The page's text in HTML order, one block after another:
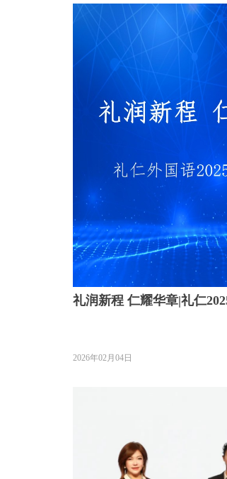
礼润新程 仁耀华章|礼仁
2026年02月04日